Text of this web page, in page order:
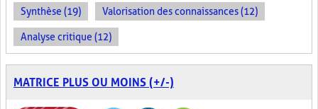
Synthèse (19) Valorisation des connaissances (12)
Analyse critique (12)
MATRICE PLUS OU MOINS (+/-)